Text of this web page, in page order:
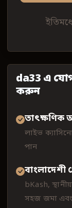
da33 এ
করুন
তাৎক্ষণিক
লাইভ
পান
বাংলাদেশী
bKash,
সহজ জমা